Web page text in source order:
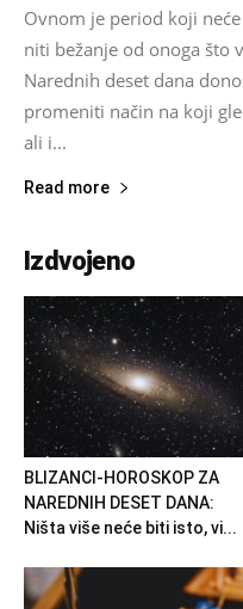
Ovnom je period koji
niti bežanje od onoga što
Narednih deset dana
promeniti način na koji
ali i...
Read more
Izdvojeno
BLIZANCI-HOROSKOP ZA
NAREDNIH DESET DANA:
Ništa više neće biti isto, vi...